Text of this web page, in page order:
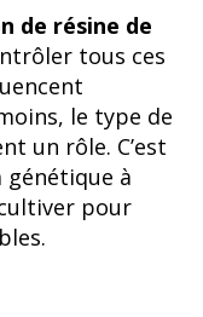
de résine de
tous ces
le type de
un rôle. C’est
à
pour